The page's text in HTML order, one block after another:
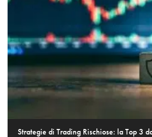
Strategie di Trading Rischiose: la Top 3